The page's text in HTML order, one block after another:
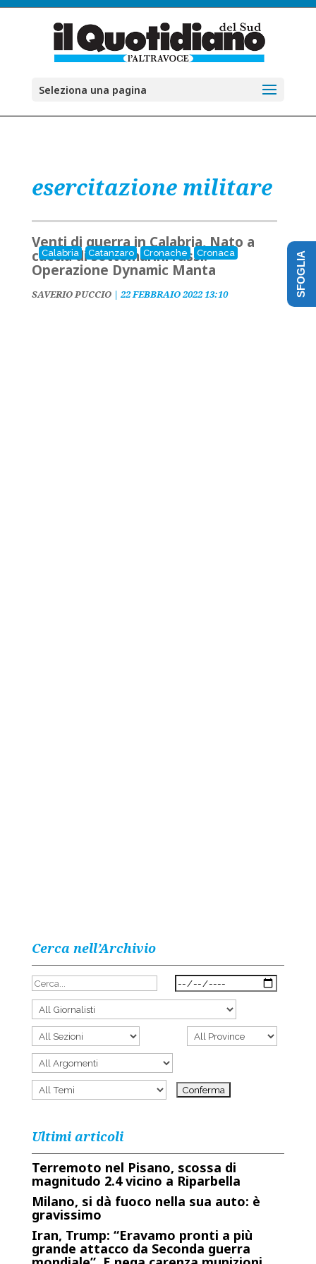
Seleziona una pagina
esercitazione militare
Calabria Catanzaro Cronache Cronaca
Venti di guerra in Calabria, Nato a
caccia di sottomarini russi.
Operazione Dynamic Manta
SAVERIO PUCCIO| 22 FEBBRAIO 2022 13:10
Cerca nell’Archivio
Ultimi articoli
Terremoto nel Pisano, scossa di
magnitudo 2.4 vicino a Riparbella
Milano, si dà fuoco nella sua auto: è
gravissimo
Iran, Trump: “Eravamo pronti a più
grande attacco da Seconda guerra
SFOGLIA